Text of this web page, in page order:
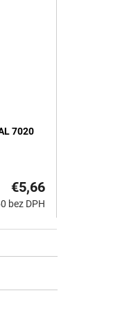
7020
bez DPH
€5,66